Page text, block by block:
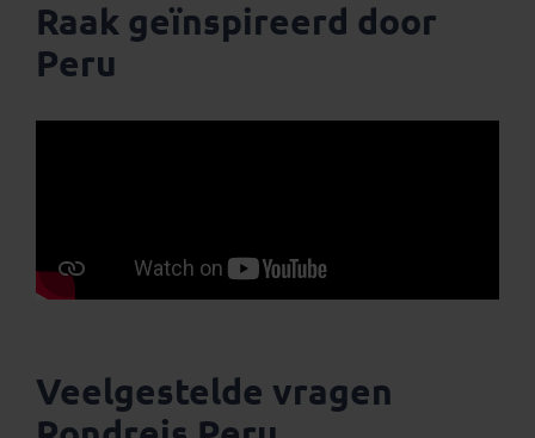
Raak geïnspireerd door
Peru
Veelgestelde vragen